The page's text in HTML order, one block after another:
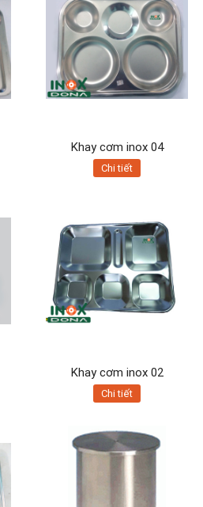
Khay cơm inox 04
Chi tiết
Khay cơm inox 02
Chi tiết